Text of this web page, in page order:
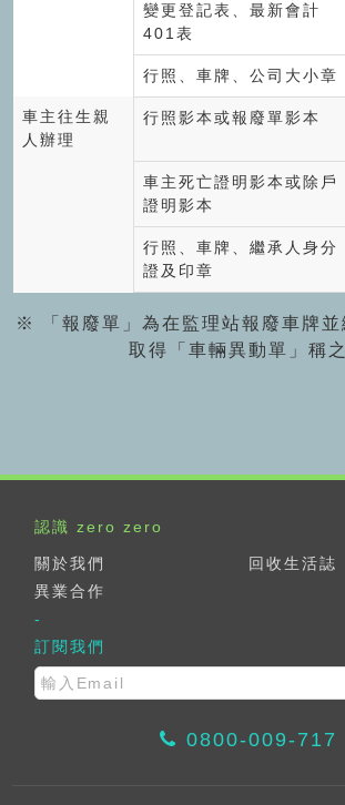
變更登記表、最新會計
401表
行照、車牌、公司大小章
車主往生親
人辦理
行照影本或報廢單影本
車主死亡證明影本或除戶
證明影本
行照、車牌、繼承人身分
證及印章
※ 「報廢單」為在監理站報廢車牌並
取得「車輛異動單」稱之
認識 zero zero
關於我們
回收生活誌
異業合作
訂閱我們
0800-009-717